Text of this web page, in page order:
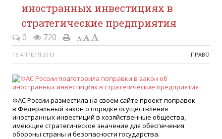
иностранных инвестициях в
стратегические предприятия
0 720
16 АПРЕЛЯ 2013 ПРАВО
ФАС России разместила на своем сайте проект поправок
в Федеральный закон о порядке осуществления
иностранных инвестиций в хозяйственные общества,
имеющие стратегическое значение для обеспечения
обороны страны и безопасности государства.